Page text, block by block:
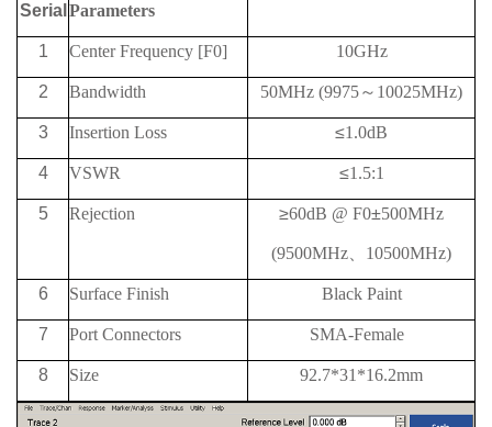
Serial Parameters
1 Center Frequency [F0] 10GHz
2 Bandwidth 50MHz (9975～ 10025MHz)
3 Insertion Loss ≤1.0dB
4 VSWR ≤1.5:1
5 Rejection ≥60dB @ F0±500MHz
(9500MHz 10500MHz)
6 Surface Finish Black Paint
7 Port Connectors SMA-Female
8 Size 92.7*31*16.2mm